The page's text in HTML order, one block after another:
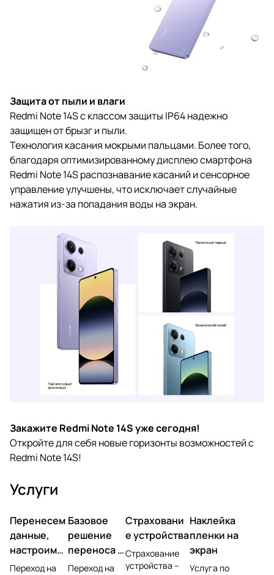
Защита от пыли и влаги
Redmi Note 14S с классом защиты IP64 надежно
защищен от брызг и пыли.
Технология касания мокрыми пальцами. Более того,
благодаря оптимизированному дисплею смартфона
Redmi Note 14S распознавание касаний и сенсорное
управление улучшены, что исключает случайные
нажатия из-за попадания воды на экран.
Закажите Redmi Note 14S уже сегодня!
Откройте для себя новые горизонты возможностей с
Redmi Note 14S!
Услуги
Перенесем
данные,
настроим
учетную
Переход на
Базовое
решение
переноса и
настройки
Переход на
Страховани
е устройства
Страхование
устройства –
Наклейка
пленки на
экран
Услуга по